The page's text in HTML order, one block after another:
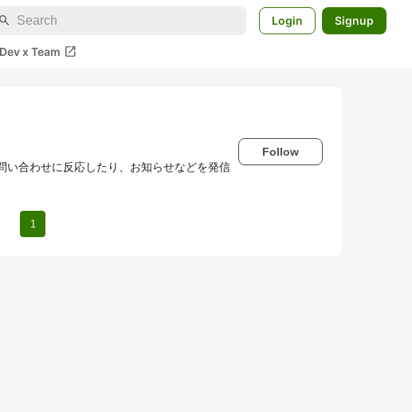
search Login Signup
x Team open_in_new
合わせに反応したり、お知らせなどを発信
Follow
1